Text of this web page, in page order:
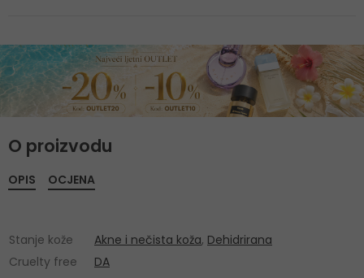
O proizvodu
OPIS
Stanje kože Akne i nečista koža, Dehidrirana
Cruelty free
DA
OCJENA